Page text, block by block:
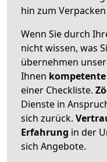
hin zum
Wenn Sie durch
nicht wissen, was
übernehmen
Ihnen
einer Checkliste.
Dienste in
sich zurück.
Erfahrung in der
sich Angebote.